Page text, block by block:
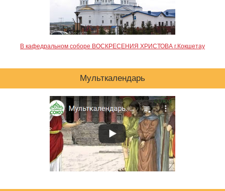
В кафедральном соборе ВОСКРЕСЕНИЯ ХРИСТОВА г.Кокшетау
Мульткалендарь